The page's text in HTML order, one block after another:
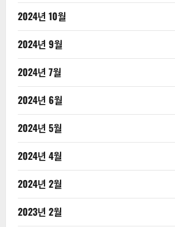
2024년 10월
2024년 9월
2024년 7월
2024년 6월
2024년 5월
2024년 4월
2024년 2월
2023년 2월